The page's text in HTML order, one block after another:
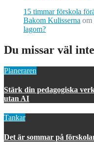
15 timmar förskola
Bakom Kulisserna om
lagom?
Du missar väl
Planeraren
Stärk din pedagogiska
utan AI
Tankar
Det är sommar på